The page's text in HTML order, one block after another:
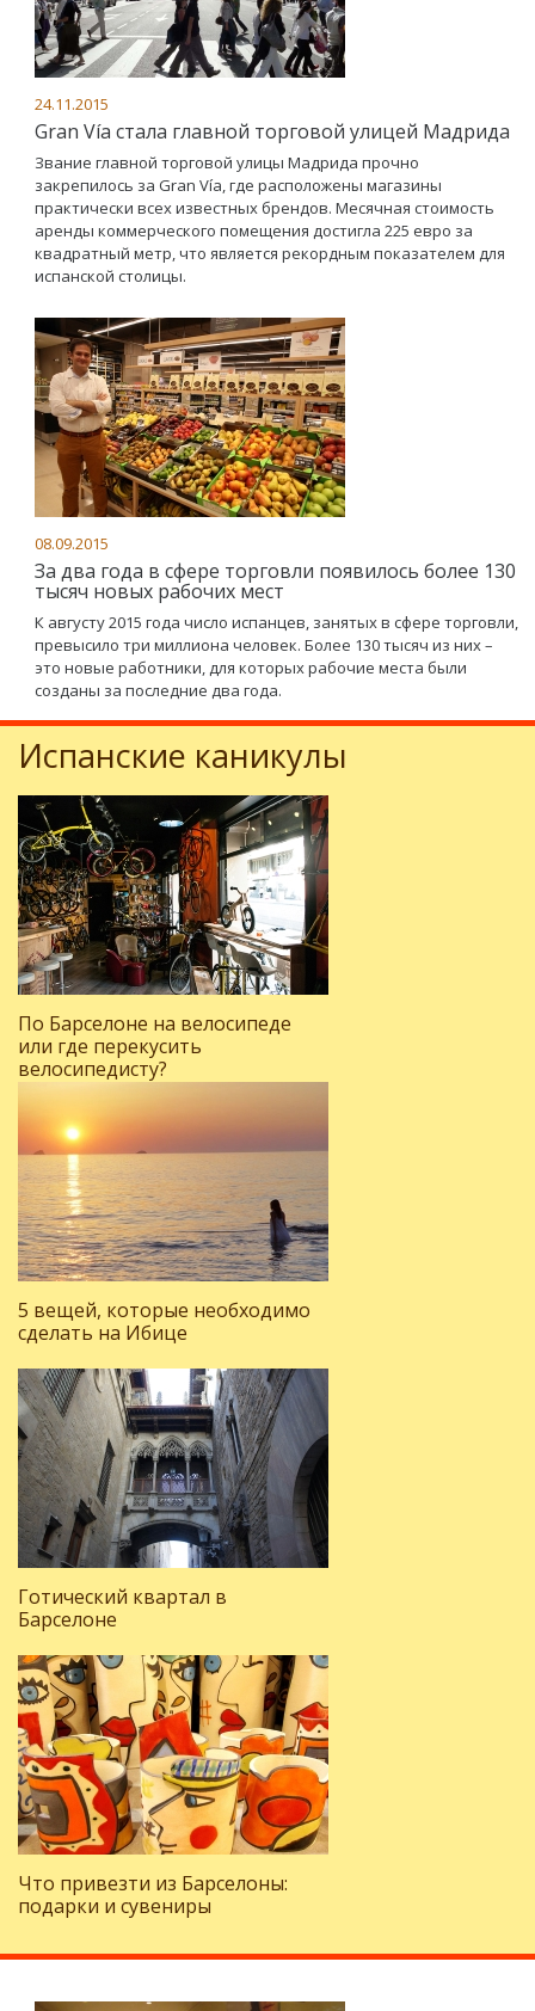
24.11.2015
Gran Vía стала главной торговой улицей Мадрида
Звание главной торговой улицы Мадрида прочно
закрепилось за Gran Vía, где расположены магазины
практически всех известных брендов. Месячная стоимость
аренды коммерческого помещения достигла 225 евро за
квадратный метр, что является рекордным показателем для
испанской столицы.
08.09.2015
За два года в сфере торговли появилось более 130
тысяч новых рабочих мест
К августу 2015 года число испанцев, занятых в сфере торговли,
превысило три миллиона человек. Более 130 тысяч из них –
это новые работники, для которых рабочие места были
созданы за последние два года.
Испанские каникулы
По Барселоне на велосипеде
или где перекусить
велосипедисту?
5 вещей, которые необходимо
сделать на Ибице
Готический квартал в
Барселоне
Что привезти из Барселоны:
подарки и сувениры